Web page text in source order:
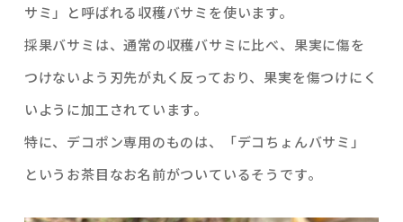
サミ」と呼ばれる収穫バサミを使います。
採果バサミは、通常の収穫バサミに比べ、果実に傷を
つけないよう刃先が丸く反っており、果実を傷つけにく
いように加工されています。
特に、デコポン専用のものは、「デコちょんバサミ」
というお茶目なお名前がついているそうです。